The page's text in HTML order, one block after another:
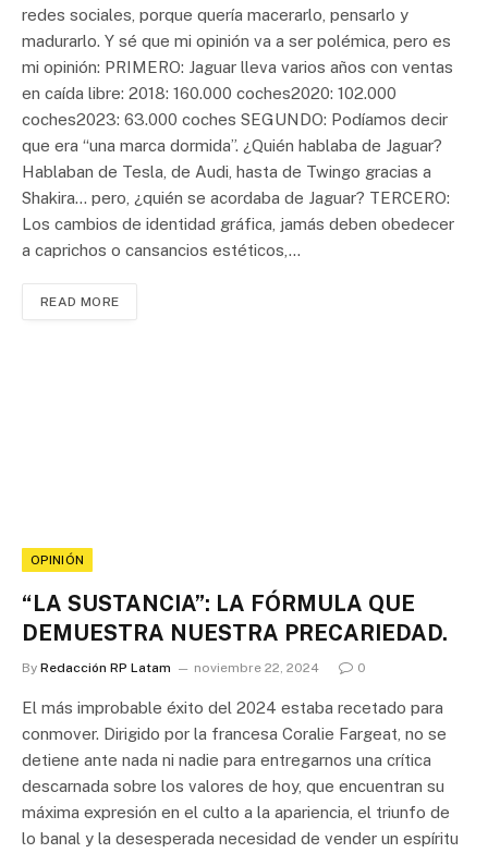
redes sociales, porque quería macerarlo, pensarlo y
madurarlo. Y sé que mi opinión va a ser polémica, pero es
mi opinión: PRIMERO: Jaguar lleva varios años con ventas
en caída libre: 2018: 160.000 coches2020: 102.000
coches2023: 63.000 coches SEGUNDO: Podíamos decir
que era “una marca dormida”. ¿Quién hablaba de Jaguar?
Hablaban de Tesla, de Audi, hasta de Twingo gracias a
Shakira… pero, ¿quién se acordaba de Jaguar? TERCERO:
Los cambios de identidad gráfica, jamás deben obedecer
a caprichos o cansancios estéticos,…
READ MORE
OPINIÓN
“LA SUSTANCIA”: LA FÓRMULA QUE
DEMUESTRA NUESTRA PRECARIEDAD.
By Redacción RP Latam noviembre 22, 2024 0
El más improbable éxito del 2024 estaba recetado para
conmover. Dirigido por la francesa Coralie Fargeat, no se
detiene ante nada ni nadie para entregarnos una crítica
descarnada sobre los valores de hoy, que encuentran su
máxima expresión en el culto a la apariencia, el triunfo de
lo banal y la desesperada necesidad de vender un espíritu